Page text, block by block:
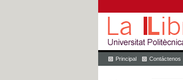
Principal Contáctenos